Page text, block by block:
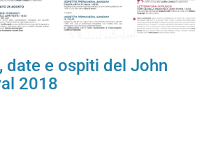
date e ospiti del John
2018